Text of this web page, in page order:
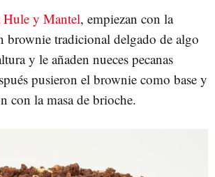
Hule y Mantel, empiezan con la
brownie tradicional delgado de algo
y le añaden nueces pecanas
pusieron el brownie como base y
con la masa de brioche.